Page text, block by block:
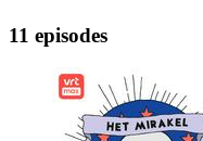
11 episodes